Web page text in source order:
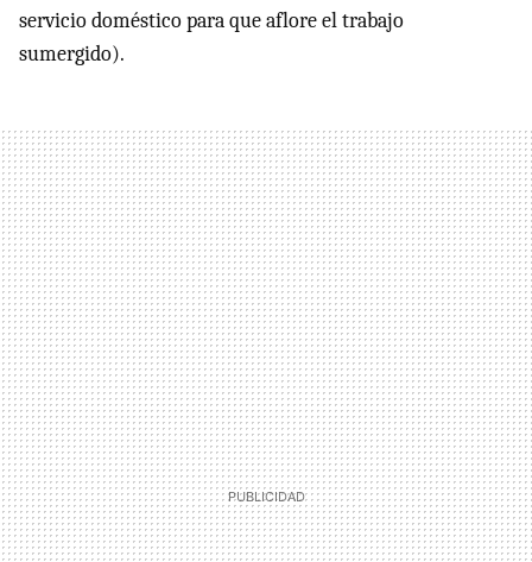
servicio doméstico para que aflore el trabajo
sumergido).